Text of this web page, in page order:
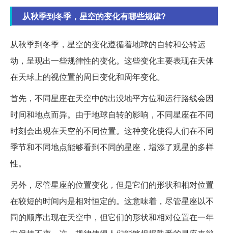
从秋季到冬季，星空的变化有哪些规律?
从秋季到冬季，星空的变化遵循着地球的自转和公转运
动，呈现出一些规律性的变化。这些变化主要表现在天体
在天球上的视位置的周日变化和周年变化。
首先，不同星座在天空中的出没地平方位和运行路线会因
时间和地点而异。由于地球自转的影响，不同星座在不同
时刻会出现在天空的不同位置。这种变化使得人们在不同
季节和不同地点能够看到不同的星座，增添了观星的多样
性。
另外，尽管星座的位置变化，但是它们的形状和相对位置
在较短的时间内是相对恒定的。这意味着，尽管星座以不
同的顺序出现在天空中，但它们的形状和相对位置在一年